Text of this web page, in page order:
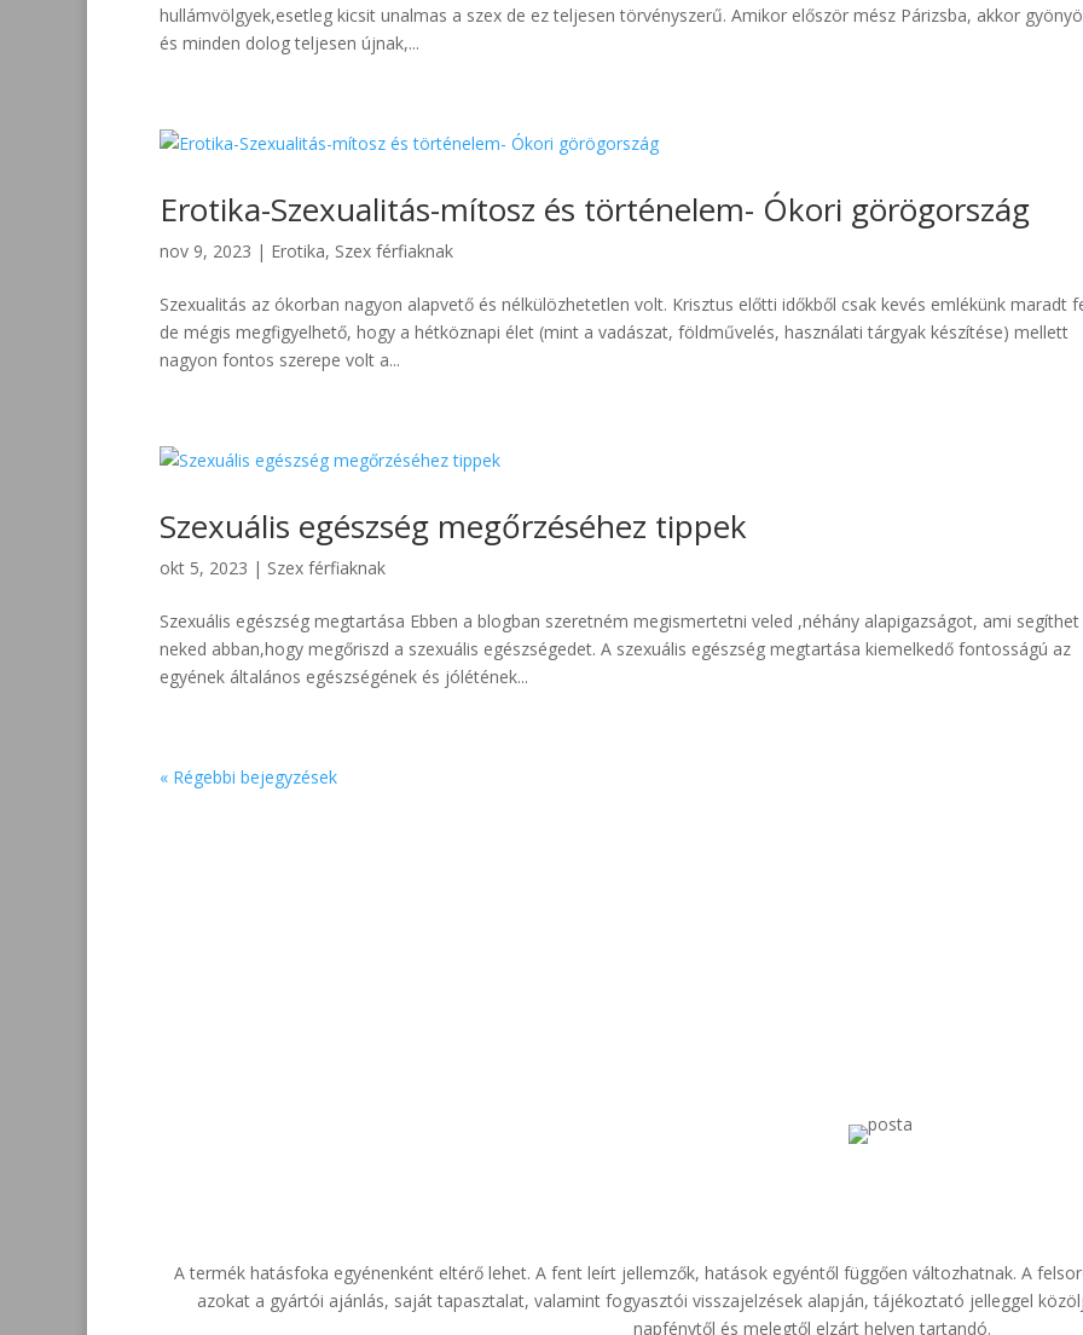
hullámvölgyek,esetleg kicsit unalmas a szex de ez teljesen törvényszerű. Amikor először mész Párizsba, akkor
és minden dolog teljesen újnak,...
Erotika-Szexualitás-mítosz és történelem- Ókori görögország
nov 9, 2023 | Erotika, Szex férfiaknak
Szexualitás az ókorban nagyon alapvető és nélkülözhetetlen volt. Krisztus előtti időkből csak kevés emlékünk maradt
de mégis megfigyelhető, hogy a hétköznapi élet (mint a vadászat, földművelés, használati tárgyak készítése) mellett
nagyon fontos szerepe volt a...
Szexuális egészség megőrzéséhez tippek
okt 5, 2023 | Szex férfiaknak
Szexuális egészség megtartása Ebben a blogban szeretném megismertetni veled ,néhány alapigazságot, ami segíthet
neked abban,hogy megőriszd a szexuális egészségedet. A szexuális egészség megtartása kiemelkedő fontosságú az
egyének általános egészségének és jólétének...
« Régebbi bejegyzések
A termék hatásfoka egyénenként eltérő lehet. A fent leírt jellemzők, hatások egyéntől függően változhatnak. A
azokat a gyártói ajánlás, saját tapasztalat, valamint fogyasztói visszajelzések alapján, tájékoztató jelleggel
napfénytől és melegtől elzárt helyen tartandó.